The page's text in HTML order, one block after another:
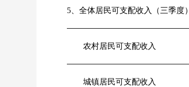
5、全体居民可支配收入（三季度）
农村居民可支配收入
城镇居民可支配收入